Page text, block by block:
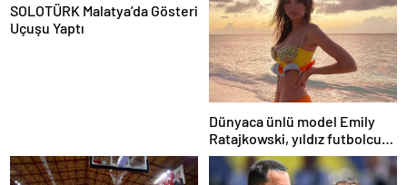
SOLOTÜRK Malatya’da Gösteri
Uçuşu Yaptı
Dünyaca ünlü model Emily
Ratajkowski, yıldız futbolcuya
hayranlığını ilan etti